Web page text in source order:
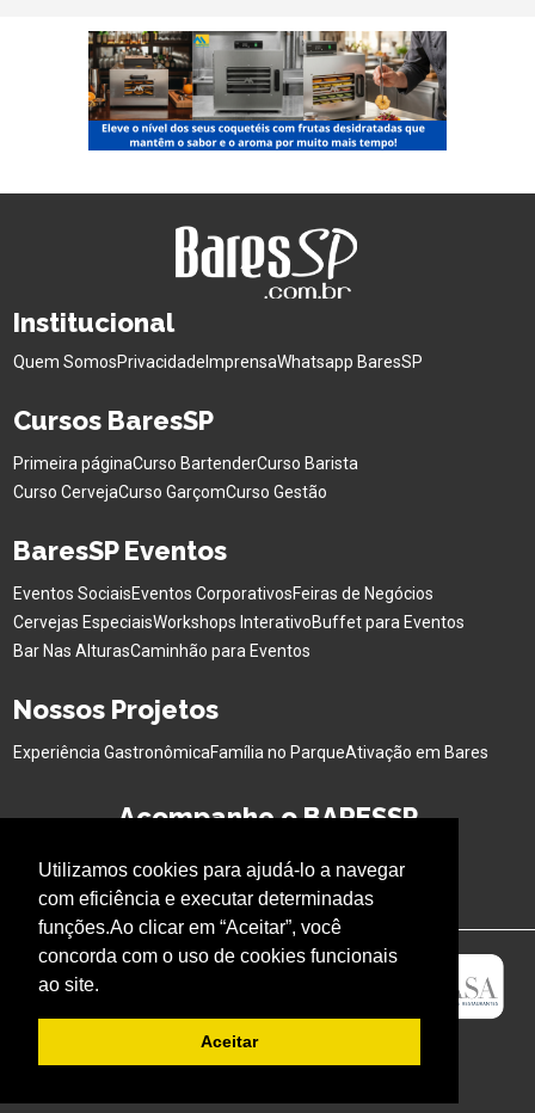
Utilizamos cookies para ajudá-lo a navegar
com eficiência e executar determinadas
funções.Ao clicar em “Aceitar”, você
concorda com o uso de cookies funcionais
ao site.
Aceitar
Institucional
Quem SomosPrivacidade ImprensaWhatsapp BaresSP
Cursos BaresSP
Primeira páginaCurso BartenderCurso Barista
Curso CervejaCurso GarçomCurso Gestão
BaresSP Eventos
Eventos SociaisEventos CorporativosFeiras de Negócios
Cervejas EspeciaisWorkshops InterativoBuffet para Eventos
Bar Nas AlturasCaminhão para Eventos
Nossos Projetos
Experiência GastronômicaFamília no ParqueAtivação em Bares
Acompanhe o BARESSP